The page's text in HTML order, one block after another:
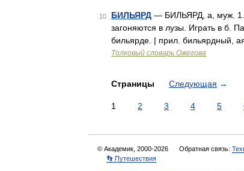
10 БИЛЬЯРД — БИЛЬЯРД, а, муж. 1.
загоняются в лузы. Играть в б.
бильярде. | прил. бильярдный,
Толковый словарь Ожегова
Страницы Следующая →
1 2 3 4 5
© Академик, 2000-2026 Обратная связь:
👣 Путешествия